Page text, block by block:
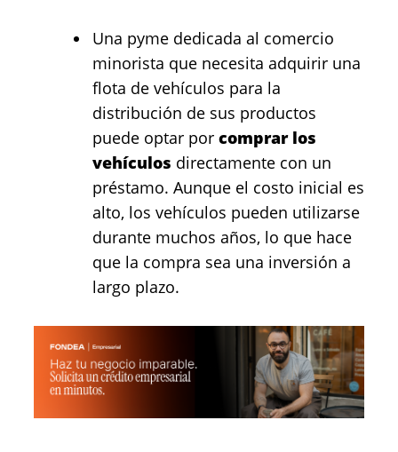
Una pyme dedicada al comercio
minorista que necesita adquirir una
flota de vehículos para la
distribución de sus productos
puede optar por comprar los
vehículos directamente con un
préstamo. Aunque el costo inicial es
alto, los vehículos pueden utilizarse
durante muchos años, lo que hace
que la compra sea una inversión a
largo plazo.